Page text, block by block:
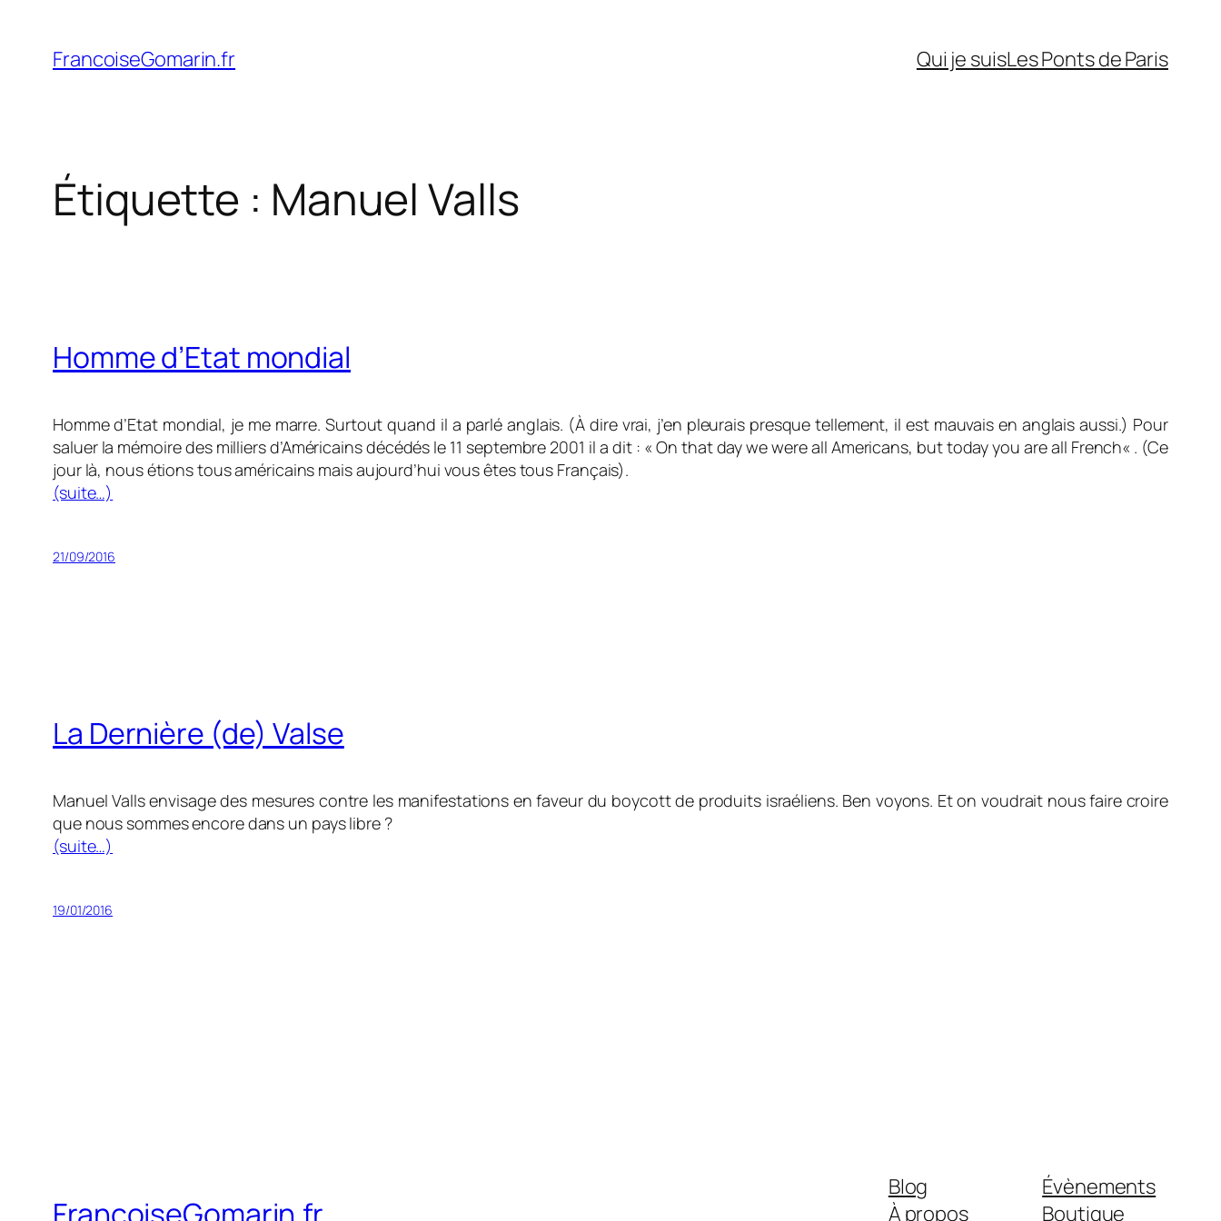
contenu
FrancoiseGomarin.fr Qui je suisLes Ponts de Paris
Étiquette : Manuel Valls
Homme d’Etat mondial
Homme d’Etat mondial, je me marre. Surtout quand il a parlé anglais. (À dire vrai, j’en pleurais presque tellement, il est mauvais en anglais aussi.) Pour
saluer la mémoire des milliers d’Américains décédés le 11 septembre 2001 il a dit : « On that day we were all Americans, but today you are all French« . (Ce
jour là, nous étions tous américains mais aujourd’hui vous êtes tous Français).
(suite…)
21/09/2016
La Dernière (de) Valse
Manuel Valls envisage des mesures contre les manifestations en faveur du boycott de produits israéliens. Ben voyons. Et on voudrait nous faire croire
que nous sommes encore dans un pays libre ?
(suite…)
19/01/2016
Blog
À propos
Évènements
Boutique